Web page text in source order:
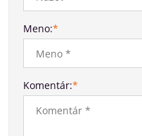
Meno:*
Komentár:*